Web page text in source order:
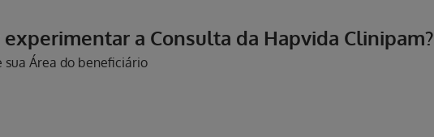
a Consulta da Hapvida Clinipam?
sua Área do beneficiário